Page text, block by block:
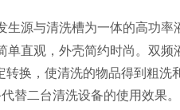
生源与清洗槽为一体的高功
单直观，外壳简约时尚。双
转换，使清洗的物品得到粗
替二台清洗设备的使用效果